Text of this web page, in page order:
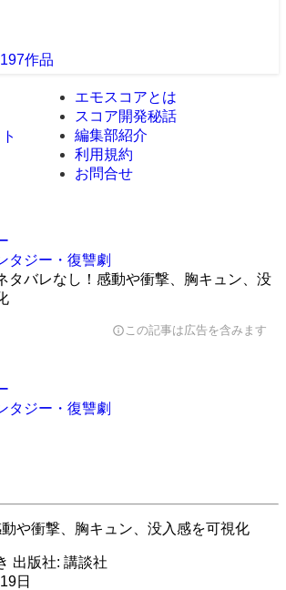
作品
エモスコアとは
スコア開発秘話
編集部紹介
利用規約
お問合せ
タジー・復讐劇
タバレなし！感動や衝撃、胸キュン、没
infoこの記事は広告を含みます
タジー・復讐劇
や衝撃、胸キュン、没入感を可視化
出版社: 講談社
日